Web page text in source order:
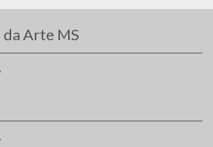
Arte MS